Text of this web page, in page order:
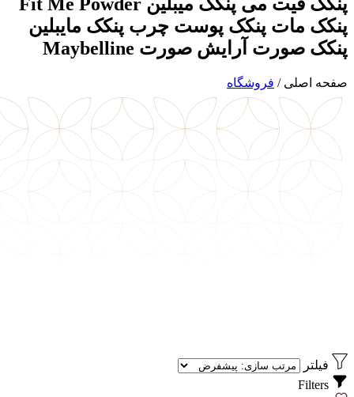
پنکک مات پنکک پوست چرب پنکک مایبلین
پنکک صورت آرایش صورت Maybelline
صفحه اصلی / فروشگاه
فیلتر